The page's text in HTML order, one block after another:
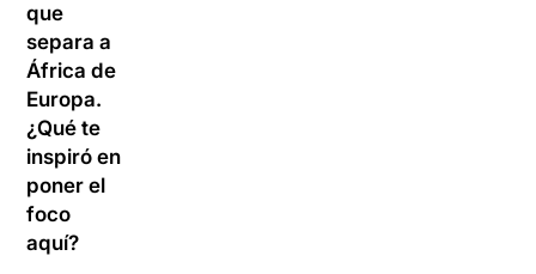
que
separa a
África de
Europa.
¿Qué te
inspiró en
poner el
foco
aquí?